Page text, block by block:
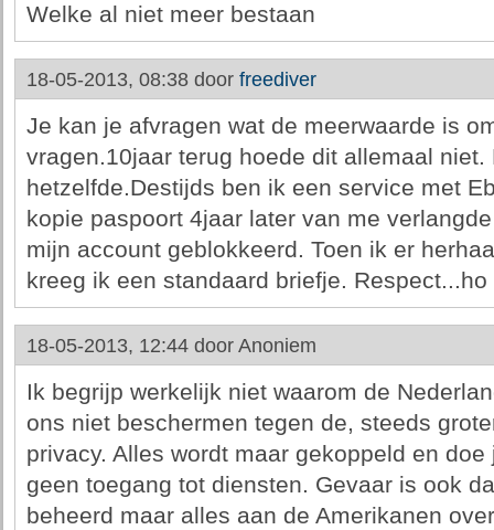
Welke al niet meer bestaan
18-05-2013, 08:38 door freediver
Je kan je afvragen wat de meerwaarde is
vragen.10jaar terug hoede dit allemaal
hetzelfde.Destijds ben ik een service met
kopie paspoort 4jaar later van me
mijn account geblokkeerd. Toen ik er
kreeg ik een standaard briefje. Respect...ho
18-05-2013, 12:44 door Anoniem
Ik begrijp werkelijk niet waarom de
ons niet beschermen tegen de, steeds
privacy. Alles wordt maar gekoppeld en
geen toegang tot diensten. Gevaar is ook
beheerd maar alles aan de Amerikanen